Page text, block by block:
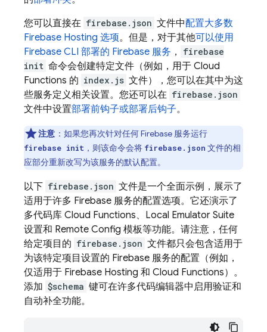
您可以直接在 firebase.json 文件中配置大多数
Firebase Hosting 选项。但是，对于其他可以使用
Firebase CLI 部署的 Firebase 服务 ，
firebase
init 命令会创建特定文件（例如，用于 Cloud
Functions 的 index.js 文件），您可以在其中为这
些服务定义相关设置。您还可以在 firebase.json
文件中设置部署前钩子或部署后钩子。
注意 ： 如果您再次针对任何 Firebase 服务运行
firebase init ，则该命令会将 firebase.json 文件的相
应部分重新改写为该服务的默认配置。
以下 firebase.json 文件是一个全面示例，展示了
适用于许多 Firebase 服务的配置选项。它还演示了
多代码库 Cloud Functions、 Local Emulator Suite
设置和 Remote Config 模板等功能。请注意，任何
给定项目的 firebase.json 文件都只会包含适用于
为该特定项目设置的 Firebase 服务的配置（例如，
仅适用于 Firebase Hosting 和 Cloud Functions）。
添加 $schema 键可在许多代码编辑器中启用验证和
自动补全功能。